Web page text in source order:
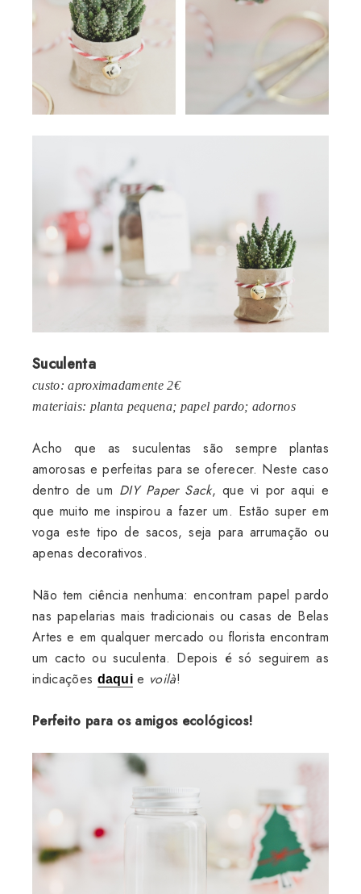
Suculenta
custo: aproximadamente 2€
materiais: planta pequena; papel pardo; adornos
Acho que as suculentas são sempre plantas
amorosas e perfeitas para se oferecer. Neste caso
dentro de um DIY Paper Sack, que vi por aqui e
que muito me inspirou a fazer um. Estão super em
voga este tipo de sacos, seja para arrumação ou
apenas decorativos.
Não tem ciência nenhuma: encontram papel pardo
nas papelarias mais tradicionais ou casas de Belas
Artes e em qualquer mercado ou florista encontram
um cacto ou suculenta. Depois é só seguirem as
indicações daqui e voilà!
Perfeito para os amigos ecológicos!